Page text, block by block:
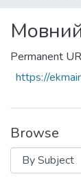
All of DSpace
Permanent
https://
Browse